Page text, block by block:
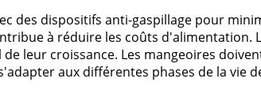
des dispositifs anti-gaspillage pour
à réduire les coûts d'alimentation.
leur croissance. Les mangeoires
aux différentes phases de la vie